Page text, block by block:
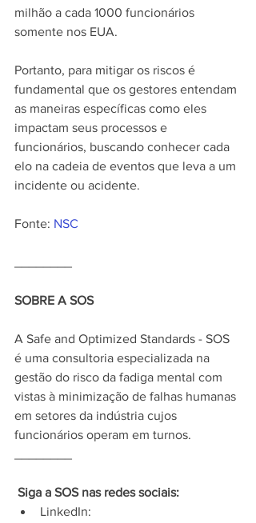
milhão a cada 1000 funcionários
somente nos EUA.
Portanto, para mitigar os riscos é
fundamental que os gestores entendam
as maneiras específicas como eles
impactam seus processos e
funcionários, buscando conhecer cada
elo na cadeia de eventos que leva a um
incidente ou acidente.
Fonte: NSC
SOBRE A SOS
A Safe and Optimized Standards - SOS
é uma consultoria especializada na
gestão do risco da fadiga mental com
vistas à minimização de falhas humanas
em setores da indústria cujos
funcionários operam em turnos.
Siga a SOS nas redes sociais:
LinkedIn: